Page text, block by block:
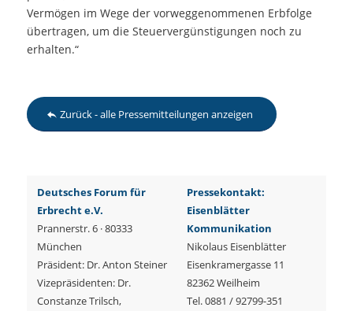
Vermögen im Wege der vorweggenommenen Erbfolge
übertragen, um die Steuervergünstigungen noch zu
erhalten.“
Zurück - alle Pressemitteilungen anzeigen
Deutsches Forum für
Erbrecht e.V.
Prannerstr. 6 · 80333
München
Präsident: Dr. Anton Steiner
Vizepräsidenten: Dr.
Constanze Trilsch,
Pressekontakt:
Eisenblätter
Kommunikation
Nikolaus Eisenblätter
Eisenkramergasse 11
82362 Weilheim
Tel. 0881 / 92799-351